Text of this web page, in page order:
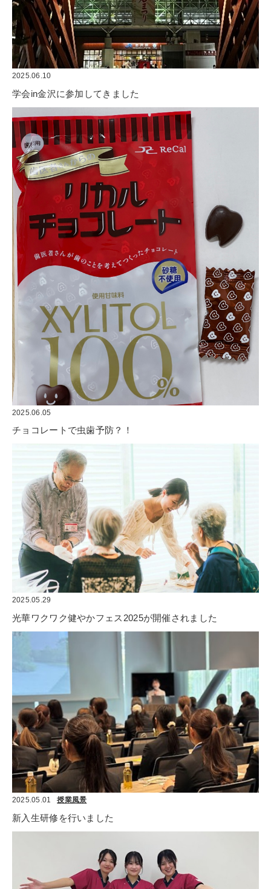
2025.06.10
学会in金沢に参加してきました
2025.06.05
チョコレートで虫歯予防？！
2025.05.29
光華ワクワク健やかフェス2025が開催されました
2025.05.01 授業風景
新入生研修を行いました